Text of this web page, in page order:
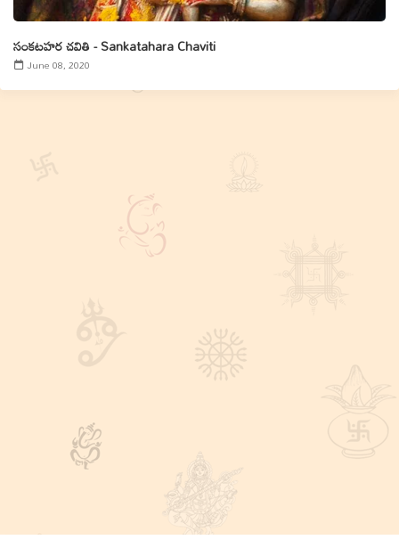
సంకటహర చవితి - Sankatahara Chaviti
June 08, 2020